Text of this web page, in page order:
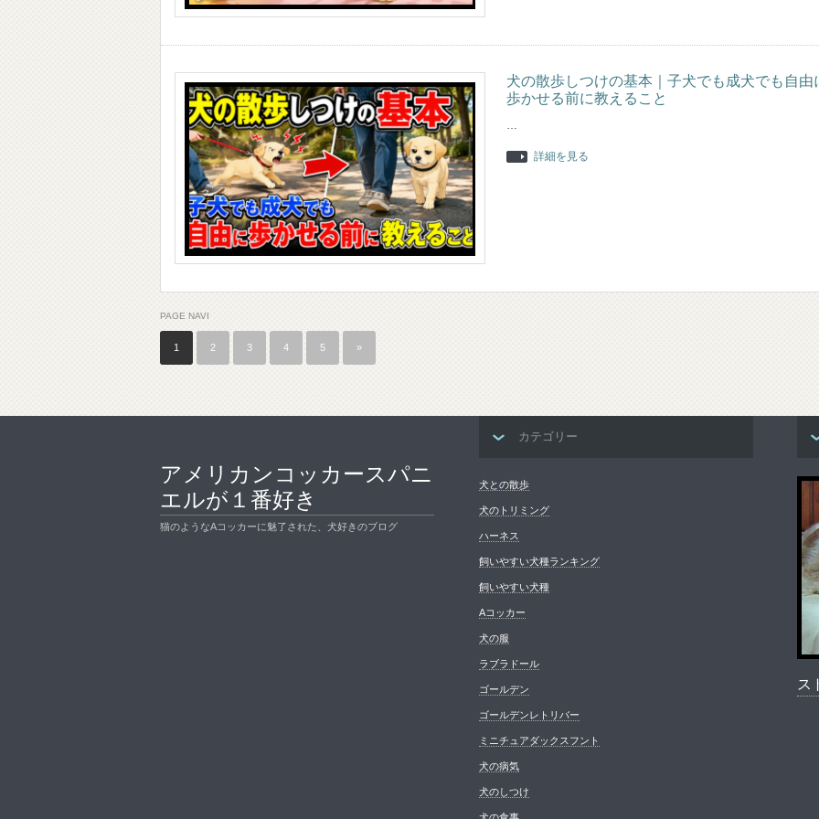
犬の散歩しつけの基本｜子犬でも成犬でも自由
歩かせる前に教えること
…
詳細を見る
PAGE NAVI
1 2 3 4 5 »
カテゴリー
犬との散歩
犬のトリミング
ハーネス
飼いやすい犬種ランキング
飼いやすい犬種
Aコッカー
犬の服
ラブラドール
ゴールデン
ゴールデンレトリバー
ミニチュアダックスフント
犬の病気
犬のしつけ
ス
アメリカンコッカースパニ
エルが１番好き
猫のようなAコッカーに魅了された、犬好きのブログ